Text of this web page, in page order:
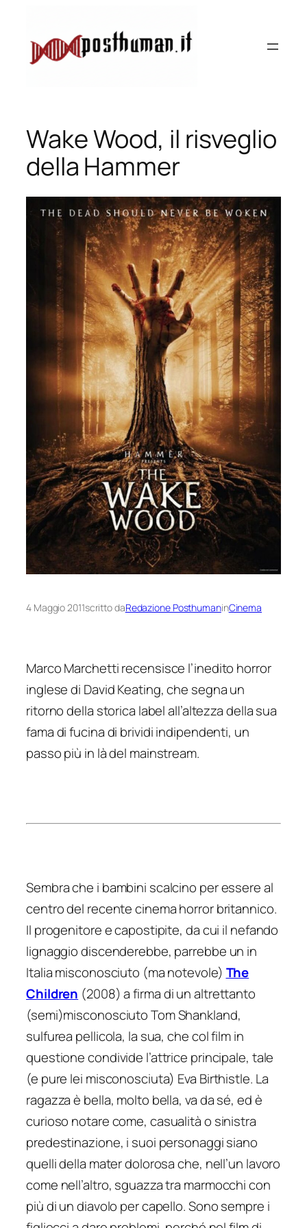
contenuto
Wake Wood, il risveglio
della Hammer
4 Maggio 2011scritto daRedazione PosthumaninCinema
Marco Marchetti recensisce l’inedito horror
inglese di David Keating, che segna un
ritorno della storica label all’altezza della sua
fama di fucina di brividi indipendenti, un
passo più in là del mainstream.
Sembra che i bambini scalcino per essere al
centro del recente cinema horror britannico.
Il progenitore e capostipite, da cui il nefando
lignaggio discenderebbe, parrebbe un in
Italia misconosciuto (ma notevole) The
Children (2008) a firma di un altrettanto
(semi)misconosciuto Tom Shankland,
sulfurea pellicola, la sua, che col film in
questione condivide l’attrice principale, tale
(e pure lei misconosciuta) Eva Birthistle. La
ragazza è bella, molto bella, va da sé, ed è
curioso notare come, casualità o sinistra
predestinazione, i suoi personaggi siano
quelli della mater dolorosa che, nell’un lavoro
come nell’altro, sguazza tra marmocchi con
più di un diavolo per capello. Sono sempre i